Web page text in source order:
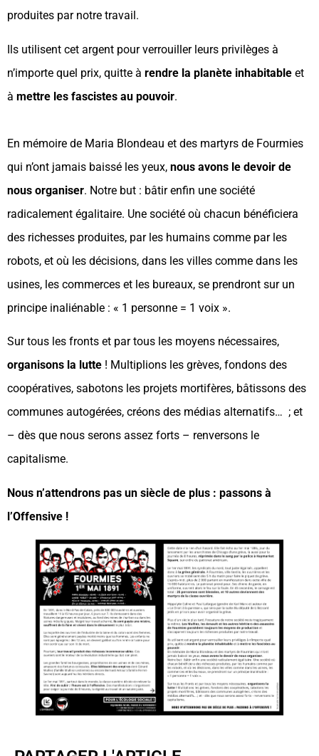
produites par notre travail.
Ils utilisent cet argent pour verrouiller leurs privilèges à
n’importe quel prix, quitte à rendre la planète inhabitable et
à mettre les fascistes au pouvoir.
En mémoire de Maria Blondeau et des martyrs de Fourmies
qui n’ont jamais baissé les yeux, nous avons le devoir de
nous organiser. Notre but : bâtir enfin une société
radicalement égalitaire. Une société où chacun bénéficiera
des richesses produites, par les humains comme par les
robots, et où les décisions, dans les villes comme dans les
usines, les commerces et les bureaux, se prendront sur un
principe inaliénable : « 1 personne = 1 voix ».
Sur tous les fronts et par tous les moyens nécessaires,
organisons la lutte ! Multiplions les grèves, fondons des
coopératives, sabotons les projets mortifères, bâtissons des
communes autogérées, créons des médias alternatifs… ; et
– dès que nous serons assez forts – renversons le
capitalisme.
Nous n’attendrons pas un siècle de plus : passons à
l’Offensive !